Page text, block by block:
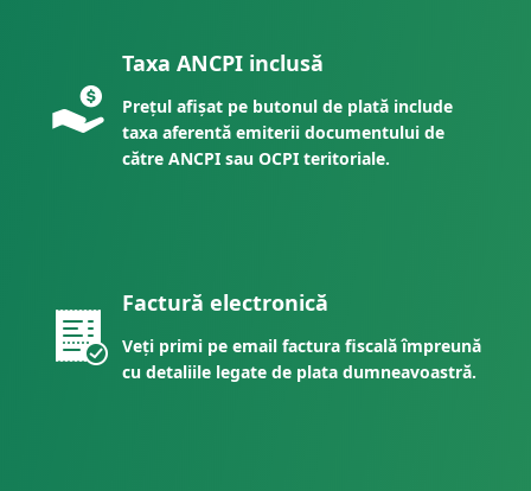
Taxa ANCPI inclusă
Prețul afișat pe butonul de plată include
taxa aferentă emiterii documentului de
către ANCPI sau OCPI teritoriale.
Factură electronică
Veți primi pe email factura fiscală împreună
cu detaliile legate de plata dumneavoastră.